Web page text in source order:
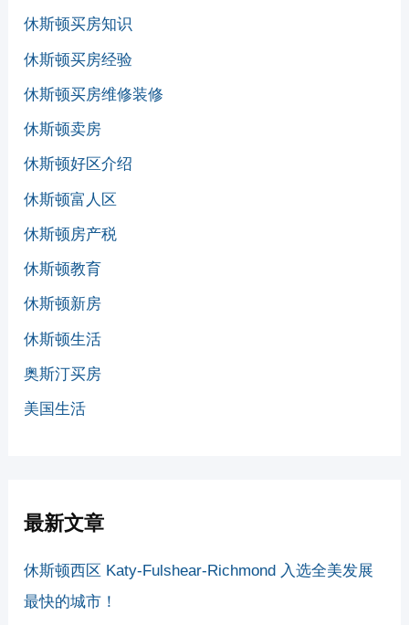
休斯顿买房知识
休斯顿买房经验
休斯顿买房维修装修
休斯顿卖房
休斯顿好区介绍
休斯顿富人区
休斯顿房产税
休斯顿教育
休斯顿新房
休斯顿生活
奥斯汀买房
美国生活
最新文章
休斯顿西区 Katy-Fulshear-Richmond 入选全美发展
最快的城市！